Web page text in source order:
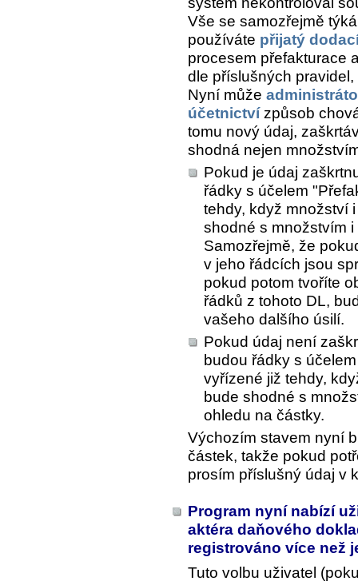
Vše se samozřejmě
používáte přijatý
procesem přefakturace
dle příslušných
Nyní může
účetnictvízpůsob
tomu nový údaj,
shodná nejen
Pokud je údaj
řádky s účelem
tehdy, když množství
shodné s množstvím
Samozřejmě, že
v jeho řádcích jsou
pokud potom tvoříte
řádků z tohoto DL,
vašeho dalšího úsilí.
Pokud údaj není
budou řádky s
vyřízené již tehdy,
bude shodné s
ohledu na částky.
Výchozím stavem nyní
částek, takže pokud
prosím příslušný údaj v
Program nyní nabízí
aktéra daňového
registrováno více než
Tuto volbu uživatel